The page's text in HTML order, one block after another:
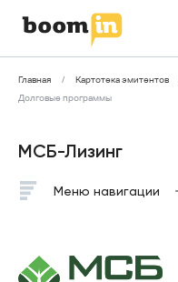
Главная Картотека эмитентов
Долговые программы
МСБ-Лизинг
Меню навигации